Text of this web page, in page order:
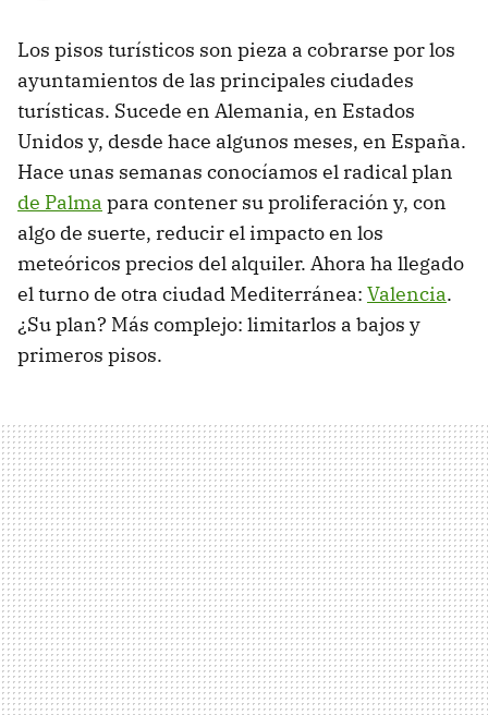
Los pisos turísticos son pieza a cobrarse por los
ayuntamientos de las principales ciudades
turísticas. Sucede en Alemania, en Estados
Unidos y, desde hace algunos meses, en España.
Hace unas semanas conocíamos el radical plan
de Palma para contener su proliferación y, con
algo de suerte, reducir el impacto en los
meteóricos precios del alquiler. Ahora ha llegado
el turno de otra ciudad Mediterránea: Valencia.
¿Su plan? Más complejo: limitarlos a bajos y
primeros pisos.